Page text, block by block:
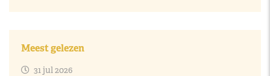
Meest gelezen
31 jul 2026